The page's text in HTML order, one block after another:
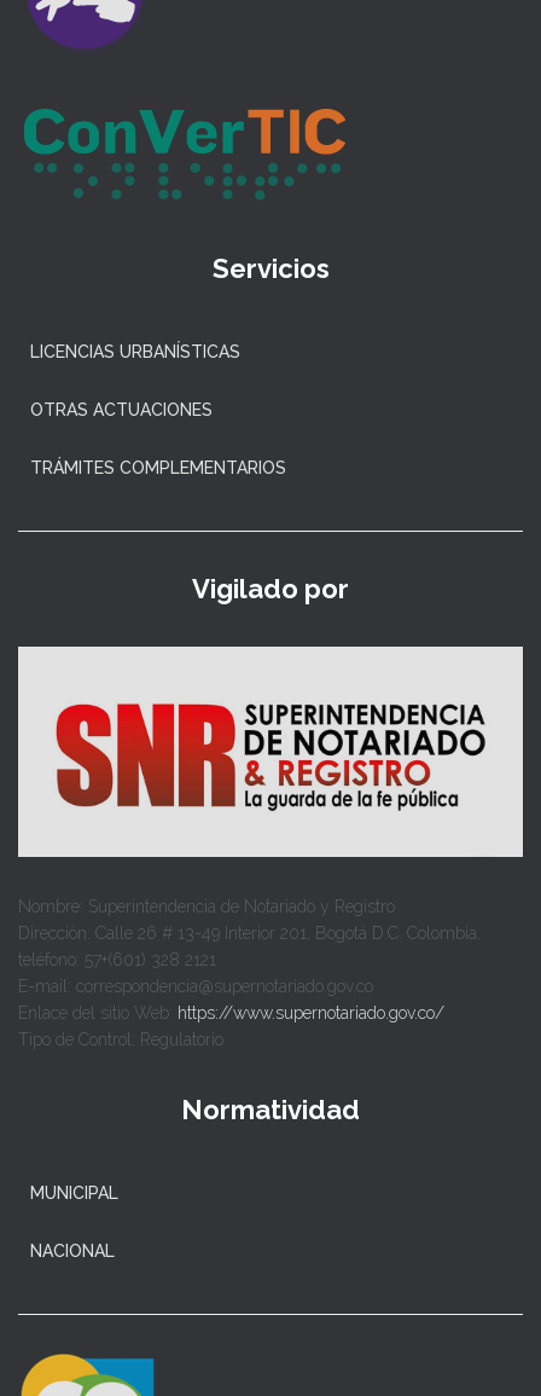
Servicios
LICENCIAS URBANÍSTICAS
OTRAS ACTUACIONES
TRÁMITES COMPLEMENTARIOS
Vigilado por
Nombre: Superintendencia de Notariado y Registro
Dirección: Calle 26 # 13-49 Interior 201, Bogotá D.C. Colombia.
teléfono: 57+(601) 328 2121
E-mail: correspondencia@supernotariado.gov.co
Enlace del sitio Web: https://www.supernotariado.gov.co/
Tipo de Control: Regulatorio
Normatividad
MUNICIPAL
NACIONAL